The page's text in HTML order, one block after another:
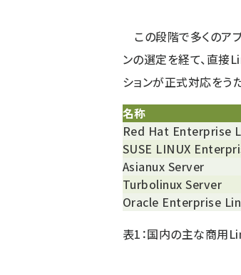
この段階で多くのア
ンの選定を経て、直接
ションが正式対応をう
名称
Red Hat Enterprise
SUSE LINUX
Asianux Server
Turbolinux Server
Oracle Enterprise
表1：国内の主な商用